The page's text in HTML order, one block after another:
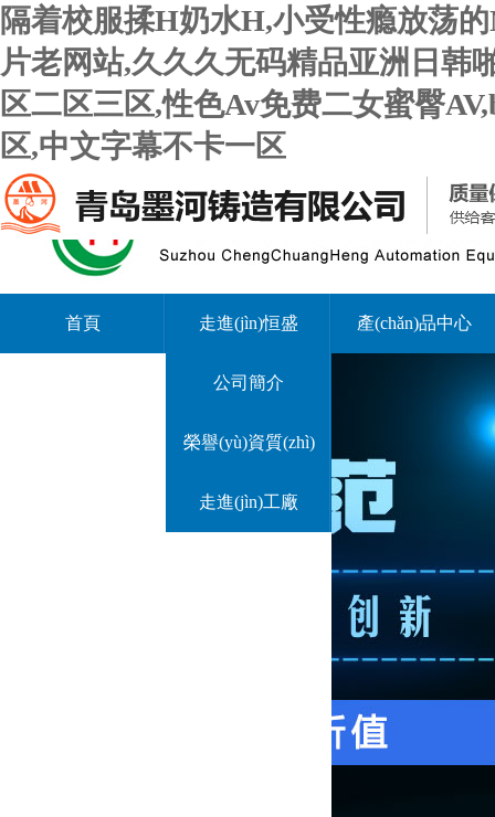
隔着校服揉H奶水H,小受性瘾放荡
片老网站,久久久无码精品亚洲日韩
区二区三区,性色Av免费二女蜜臀
区,中文字幕不卡一区
首頁 走進(jìn)恒盛
公司簡介
榮譽(yù)資質(zhì)
走進(jìn)工廠
產(chǎn)品中心